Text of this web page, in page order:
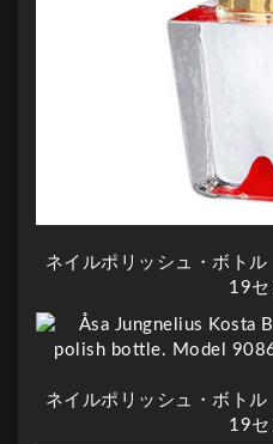
ネイルポリッシュ・ボト
19セ
ネイルポリッシュ・ボト
19セ